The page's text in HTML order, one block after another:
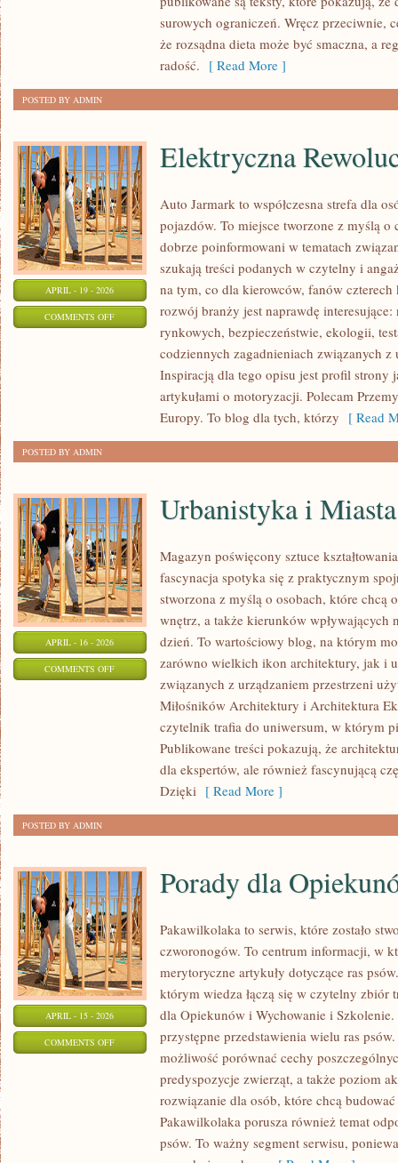
ODCHUDZANIE
surowych ograniczeń. Wręcz przeciwnie,
że rozsądna dieta może być smaczna, a
radość. [ Read More ]
POSTED BY ADMIN
APRIL - 19 - 2026
COMMENTS OFFON
ELEKTRYCZNA
REWOLUCJA
Elektryczna
Auto Jarmark to współczesna strefa dla
pojazdów. To miejsce tworzone z myślą
dobrze poinformowani w tematach
szukają treści podanych w czytelny i
na tym, co dla kierowców, fanów czterech
rozwój branży jest naprawdę
rynkowych, bezpieczeństwie, ekologii,
codziennych zagadnieniach związanych
Inspiracją dla tego opisu jest profil strony
artykułami o motoryzacji. Polecam
Europy. To blog dla tych, którzy [ Read
POSTED BY ADMIN
APRIL - 16 - 2026
COMMENTS OFFON
URBANISTYKA
Urbanistyka i Miasta
Magazyn poświęcony sztuce
fascynacja spotyka się z praktycznym
stworzona z myślą o osobach, które chcą
wnętrz, a także kierunków wpływających
dzień. To wartościowy blog, na którym
zarówno wielkich ikon architektury, jak i
związanych z urządzaniem przestrzeni
Miłośników Architektury i Architektura
czytelnik trafia do uniwersum, w którym
Publikowane treści pokazują, że
dla ekspertów, ale również fascynującą
Dzięki [ Read More ]
POSTED BY ADMIN
APRIL - 15 - 2026
COMMENTS OFFON
OPIEKUNÓW
Porady dla
Pakawilkolaka to serwis, które zostało
czworonogów. To centrum informacji, w
merytoryczne artykuły dotyczące ras
którym wiedza łączą się w czytelny zbiór
dla Opiekunów i Wychowanie i
przystępne przedstawienia wielu ras
możliwość porównać cechy
predyspozycje zwierząt, a także poziom
rozwiązanie dla osób, które chcą
Pakawilkolaka porusza również temat
psów. To ważny segment serwisu,